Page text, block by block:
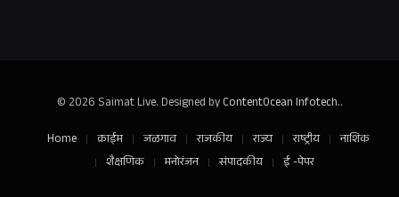
© 2026 Saimat Live. Designed byContentOcean Infotech..
Home
क्राईम जळगाव राजकीय राज्य राष्ट्रीय
नाशिक
शैक्षणिक
मनोरंजन संपादकीय ई -पेपर